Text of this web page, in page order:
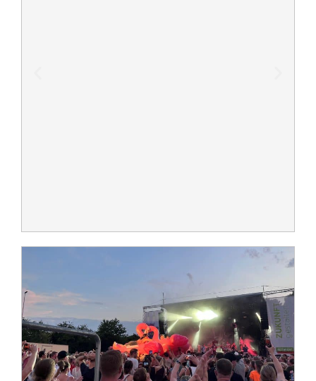
Seit Jahrzehnten trägt Alliander Verantwortung für die
Energienetze niederländischer Kommunen und
Regionen. Daher kennen wir die Bedürfnisse unserer
Kunden genau.